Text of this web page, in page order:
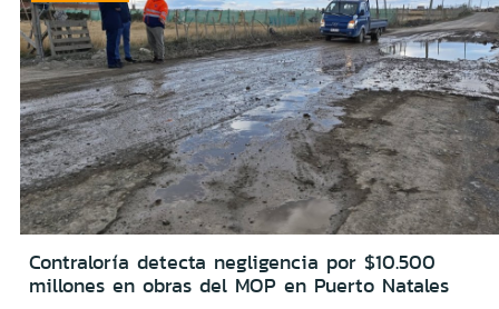
Contraloría detecta negligencia por $10.500
millones en obras del MOP en Puerto Natales